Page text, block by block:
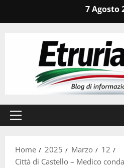
7 Agosto
Menu
Home
2025 Marzo
12
Città di Castello – Medico